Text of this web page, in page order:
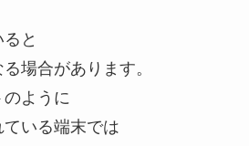
と
場合があります。
ように
いる端末では